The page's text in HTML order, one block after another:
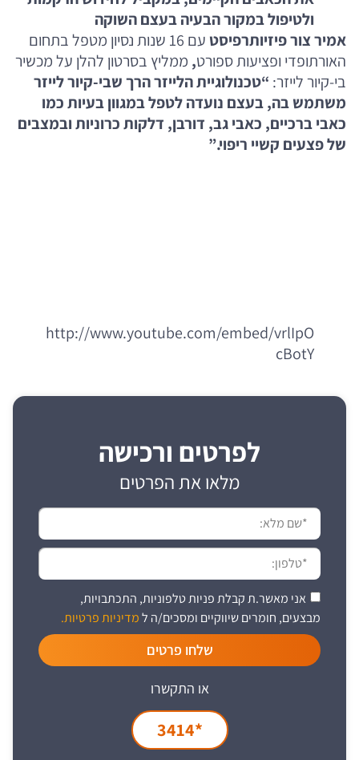
ולטיפול במקור הבעיה בעצם השוקה
אמיר צור פיזיותרפיסט
עם 16 שנות נסיון מטפל בתחום
האורתופדי ופציעות ספורט, ממליץ בסרטון להלן על מכשיר
בי-קיור לייזר: “טכנולוגיית הלייזר הרך שבי-קיור לייזר
משתמש בה, בעצם נועדה לטפל במגוון בעיות כמו
כאבי ברכיים, כאבי גב, דורבן, דלקות כרוניות ובמצבים
של פצעים קשיי ריפוי.”
http://www.youtube.com/embed/vrlIpO
cBotY
לפרטים ורכישה
מלאו את הפרטים
אני מאשר.ת קבלת פניות טלפוניות, התכתבויות,
מבצעים, חומרים שיווקיים ומסכים/ה למדיניות פרטיות.
שלחו פרטים
או התקשרו
*3414